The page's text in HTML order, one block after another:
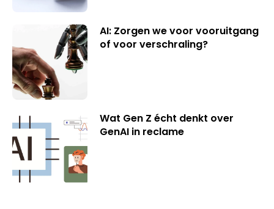
AI: Zorgen we voor vooruitgang
of voor verschraling?
Wat Gen Z écht denkt over
GenAI in reclame